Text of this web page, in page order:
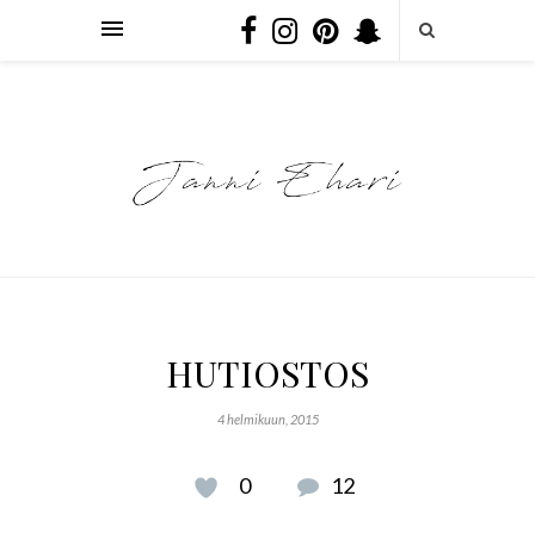
HUTIOSTOS
4 helmikuun, 2015
0 12